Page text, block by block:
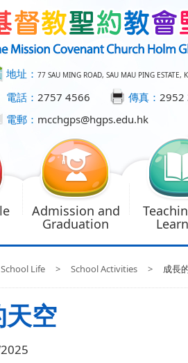
地址： 77 SAU MING ROAD, SAU MAU PING ESTATE,
電話： 2757 4566 傳真： 2952
電郵： mcchgps@hgps.edu.hk
Admission and
Graduation
School Life > School Activities > 成長
空